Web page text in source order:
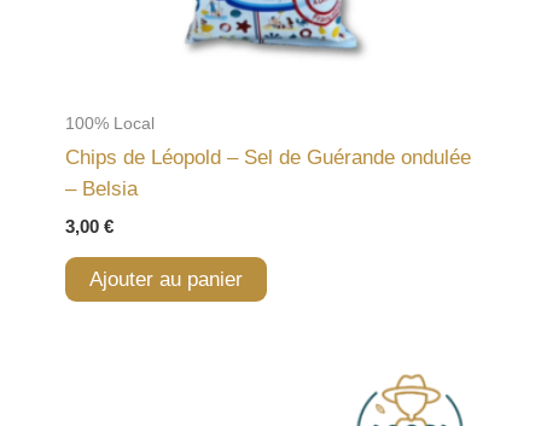
100% Local
Chips de Léopold – Sel de Guérande ondulée
– Belsia
3,00 €
Ajouter au panier